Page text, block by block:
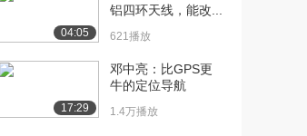
04:05
铝四环天线，能改...
621播放
17:29
邓中亮：比GPS更
牛的定位导航
1.4万播放